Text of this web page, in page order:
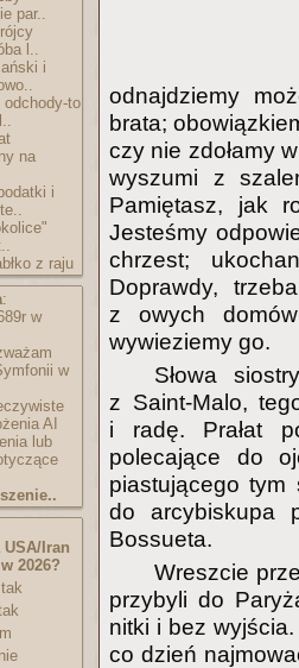
par..
l..
i
odchody-to
na
i
z raju
:
w
w
AI
lub
Iran
2026?
odnajdziemy
brata;
czy nie zdołamy
wyszumi z
Pamiętasz, jak
Jesteśmy
chrzest;
Doprawdy,
z owych
wywieziemy go.
Słowa
z Saint-Malo,
i radę. Prałat
polecające do
piastującego tym
do arcybiskupa
Bossueta.
Wreszcie
przybyli do
nitki i bez
co dzień